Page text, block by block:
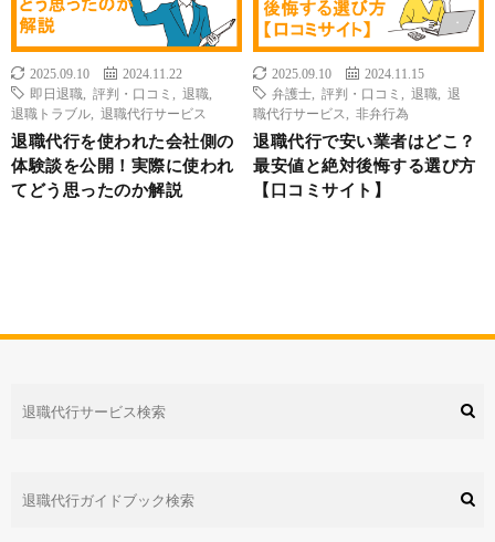
2025.09.10
2024.11.22
即日退職
評判・口コミ 退職
退職トラブル
退職代行サービス
退職代行を使われた会社側の
体験談を公開！実際に使われ
てどう思ったのか解説
2025.09.10
2024.11.15
弁護士
評判・口コミ 退職
退
職代行サービス
非弁行為
退職代行で安い業者はどこ？
最安値と絶対後悔する選び方
【口コミサイト】